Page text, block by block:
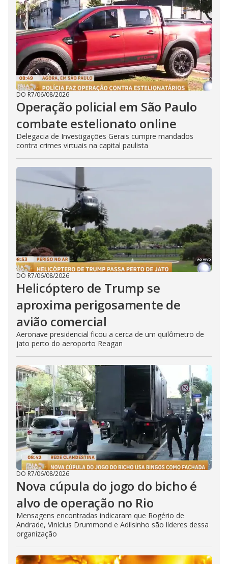
DO R7/06/08/2026
Operação policial em São Paulo
combate estelionato online
Delegacia de Investigações Gerais cumpre mandados
contra crimes virtuais na capital paulista
DO R7/06/08/2026
Helicóptero de Trump se
aproxima perigosamente de
avião comercial
Aeronave presidencial ficou a cerca de um quilômetro de
jato perto do aeroporto Reagan
DO R7/06/08/2026
Nova cúpula do jogo do bicho é
alvo de operação no Rio
Mensagens encontradas indicaram que Rogério de
Andrade, Vinícius Drummond e Adilsinho são líderes dessa
organização